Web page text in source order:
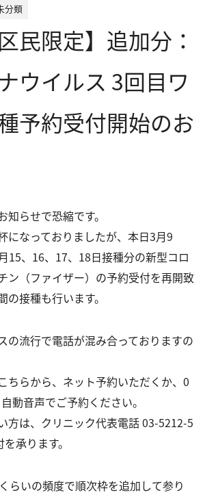
ウイルス抗体検査
診療
ング
分類
民限定】追加分：
ウイルス 3回目ワ
予約受付開始のお
らせで恐縮です。
になっておりましたが、本日3月9
15、16、17、18日接種分の新型コロ
ン（ファイザー）の予約受付を再開致
の接種も行います。
の流行で電話が混み合っておりますの
ちらから、ネット予約いただくか、 0
動音声でご予約ください。
方は、クリニック代表電話03-5212-5
承ります。
らいの頻度で順次枠を追加して参り